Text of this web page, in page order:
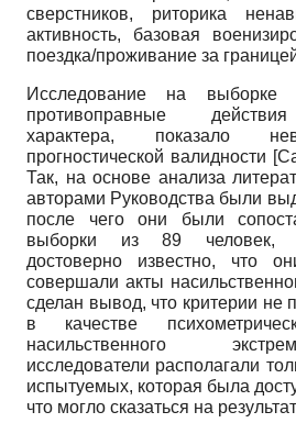
сверстников, риторика
активность, базовая
поездка/проживание за
Исследование на выборке
противоправные действия
характера, показало
прогностической валидности [
Так, на основе анализа
авторами Руководства были
после чего они были
выборки из 89
достоверно известно, что
совершали акты
сделан вывод, что критерии не
в качестве
насильственного
исследователи располагали
испытуемых, которая была
что могло сказаться на